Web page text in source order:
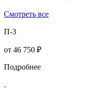
Смотреть все
П-3
от 46 750 ₽
Подробнее